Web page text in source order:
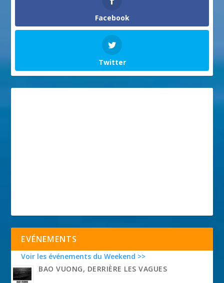
Facebook
Twitter
EVÉNEMENTS
Voir les événements du Weekend >>
BAO VUONG, DERRIÈRE LES VAGUES